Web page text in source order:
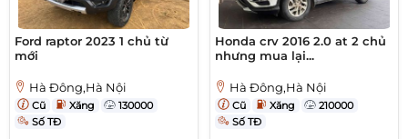
Ford raptor 2023 1 chủ từ
mới
Hà Đông,Hà Nội
Cũ Xăng
130000
Số TĐ
Honda crv 2016 2.0 at 2 chủ
nhưng mua lại...
Hà Đông,Hà Nội
Cũ Xăng
210000
Số TĐ